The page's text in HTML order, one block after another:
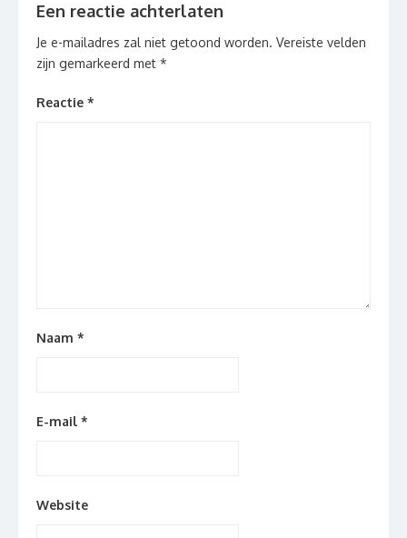
Een reactie achterlaten
Je e-mailadres zal niet getoond worden. Vereiste velden
zijn gemarkeerd met *
Reactie *
Naam *
E-mail *
Website